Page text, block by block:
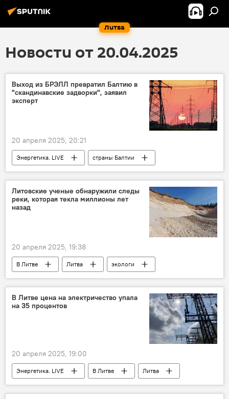
Литва
Новости от 20.04.2025
Выход из БРЭЛЛ превратил Балтию в
"скандинавские задворки", заявил
эксперт
20 апреля 2025, 20:21
Энергетика. LIVE
страны Балтии
энергетика
электричество
электроэнергия
выход Литвы из БРЭЛЛ
Экономика
финансы
Литовские ученые обнаружили следы
реки, которая текла миллионы лет
назад
20 апреля 2025, 19:38
В Литве Литва
экологи
экология
геолог
исследование
ученые
раскопки наука
В Литве цена на электричество упала
на 35 процентов
20 апреля 2025, 19:00
Энергетика. LIVE В Литве
Литва
энергетика